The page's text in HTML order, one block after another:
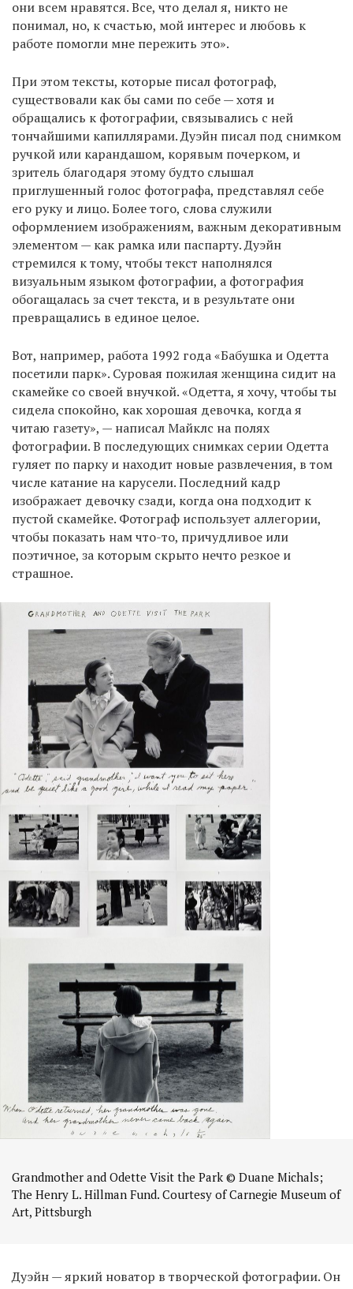
они всем нравятся. Все, что делал я, никто не
понимал, но, к счастью, мой интерес и любовь к
работе помогли мне пережить это».
При этом тексты, которые писал фотограф,
существовали как бы сами по себе — хотя и
обращались к фотографии, связывались с ней
тончайшими капиллярами. Дуэйн писал под снимком
ручкой или карандашом, корявым почерком, и
зритель благодаря этому будто слышал
приглушенный голос фотографа, представлял себе
его руку и лицо. Более того, слова служили
оформлением изображениям, важным декоративным
элементом — как рамка или паспарту. Дуэйн
стремился к тому, чтобы текст наполнялся
визуальным языком фотографии, а фотография
обогащалась за счет текста, и в результате они
превращались в единое целое.
Вот, например, работа 1992 года «Бабушка и Одетта
посетили парк». Суровая пожилая женщина сидит на
скамейке со своей внучкой. «Одетта, я хочу, чтобы ты
сидела спокойно, как хорошая девочка, когда я
читаю газету», — написал Майклс на полях
фотографии. В последующих снимках серии Одетта
гуляет по парку и находит новые развлечения, в том
числе катание на карусели. Последний кадр
изображает девочку сзади, когда она подходит к
пустой скамейке. Фотограф использует аллегории,
чтобы показать нам что-то, причудливое или
поэтичное, за которым скрыто нечто резкое и
страшное.
Grandmother and Odette Visit the Park © Duane Michals;
The Henry L. Hillman Fund. Courtesy of Carnegie Museum of
Art, Pittsburgh
Дуэйн — яркий новатор в творческой фотографии. Он